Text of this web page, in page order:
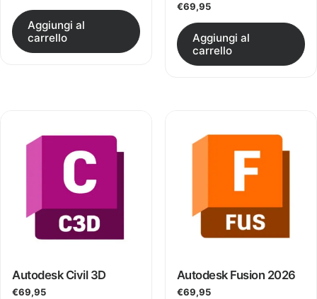
Aggiungi al
carrello
Questo prodotto ha più
€69,95
Aggiungi al
carrello
Autodesk Civil 3D
€69,95
Autodesk Fusion 2026
€69,95